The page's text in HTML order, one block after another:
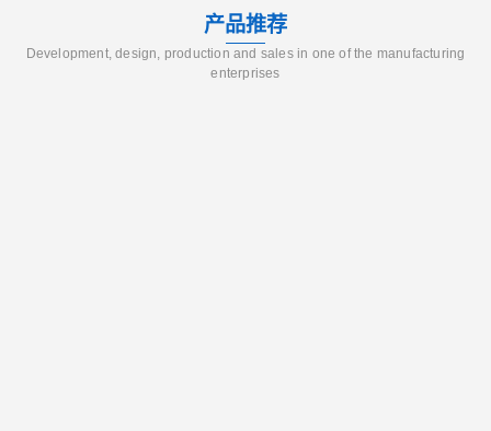
产品推荐
Development, design, production and sales in one of the manufacturing
enterprises